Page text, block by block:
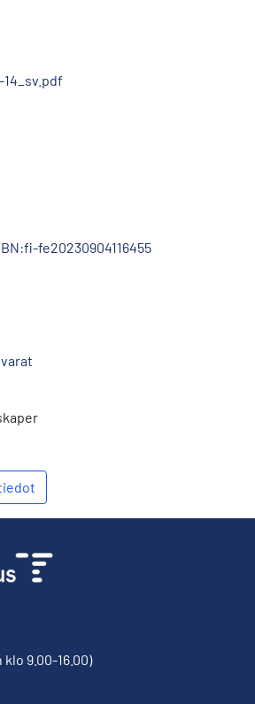
14_sv.pdf
fe20230904116455
klo 9.00-16.00)